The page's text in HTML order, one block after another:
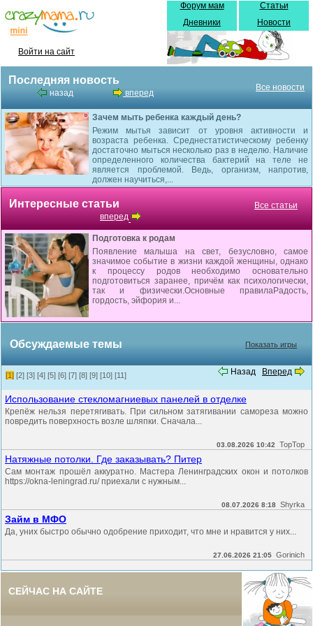
Войти на сайт
Форум мам
Дневники
Статьи
Новости
Последняя новость
назад вперед
Все новости
Зачем мыть ребенка каждый день?
Режим мытья зависит от уровня активности и
возраста ребенка. Среднестатистическому ребенку
достаточно мыться несколько раз в неделю. Наличие
определенного количества бактерий на теле не
является проблемой. Ведь, организм, напротив,
должен научиться,...
Интересные статьи
вперед
Все статьи
Подготовка к родам
Появление малыша на свет, безусловно, самое
значимое событие в жизни каждой женщины, однако
к процессу родов необходимо основательно
подготовиться заранее, причём как психологически,
так и физически.Основные правилаРадость,
гордость, эйфория и...
Обсуждаемые темы Показать игры
Назад Вперед
[1] [2] [3] [4] [5] [6] [7] [8] [9] [10] [11]
Использование стекломагниевых панелей в отделке
Крепёж нельзя перетягивать. При сильном затягивании самореза можно
повредить поверхность возле шляпки. Сначала...
03.08.2026 10:42 TopTop
Натяжные потолки. Где заказывать? Питер
Сам монтаж прошёл аккуратно. Мастера Ленинградских окон и потолков
https://okna-leningrad.ru/ приехали с нужным...
08.07.2026 8:18 Shyrka
Займ в МФО
Да, уних быстро обычно одобрение приходит, что мне и нравится у них...
27.06.2026 21:05 Gorinich
СЕЙЧАС НА САЙТЕ